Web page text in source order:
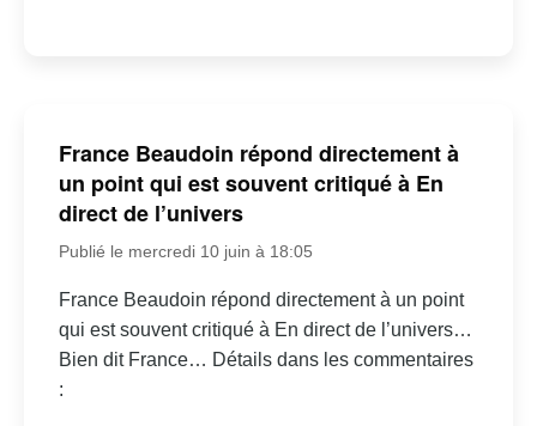
France Beaudoin répond directement à
un point qui est souvent critiqué à En
direct de l’univers
Publié le mercredi 10 juin à 18:05
France Beaudoin répond directement à un point
qui est souvent critiqué à En direct de l’univers…
Bien dit France… Détails dans les commentaires
: